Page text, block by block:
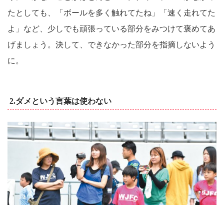
たとしても、「ボールを多く触れてたね」「速く走れてた
よ」など、少しでも頑張っている部分をみつけて褒めてあ
げましょう。決して、できなかった部分を指摘しないよう
に。
2.ダメという言葉は使わない